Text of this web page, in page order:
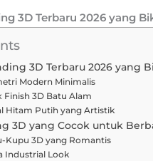
3D Terbaru 2026 yang
3D Terbaru 2026 yang
Modern Minimalis
3D Batu Alam
Putih yang Artistik
3D yang Cocok untuk
3D yang Romantis
Look